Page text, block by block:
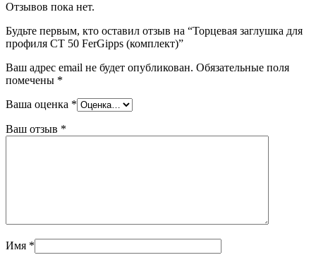
Отзывов пока нет.
Будьте первым, кто оставил отзыв на “Торцевая заглушка для
профиля СТ 50 FerGipps (комплект)”
Ваш адрес email не будет опубликован. Обязательные поля
помечены *
Ваша оценка *
Ваш отзыв *
Имя *